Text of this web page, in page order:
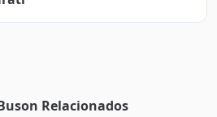
Relacionados